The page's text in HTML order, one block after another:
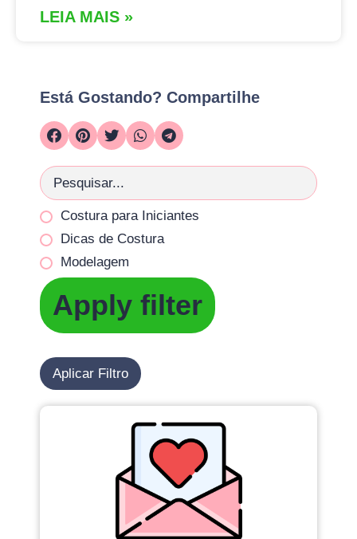
LEIA MAIS »
Está Gostando? Compartilhe
Costura para Iniciantes
Dicas de Costura
Modelagem
Apply filter
Aplicar Filtro